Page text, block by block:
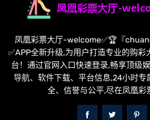
凤凰彩票大厅-welcome✅🏆『
✅APP全新升级,为用户打造专业的购彩
台！通过官网入口快速登录,畅享顶级
导航、软件下载、平台信息,24小时专
全、信誉与公平,尽在凤凰彩